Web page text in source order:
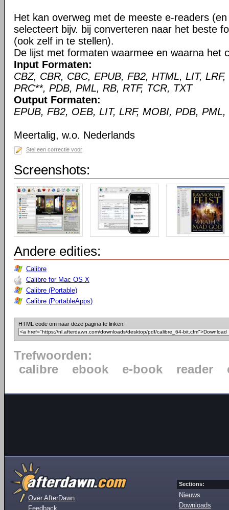
Het kan overweg met de meeste e-readers
selecteert bijv. bij converteren naar het beste
(ook zelf in te stellen).
De lijst met formaten waarmee en waarna het
Input Formaten:
CBZ, CBR, CBC, EPUB, FB2, HTML, LIT,
PRC**, PDB, PML, RB, RTF, TCR, TXT
Output Formaten:
EPUB, FB2, OEB, LIT, LRF, MOBI, PDB,
Meertalig, w.o. Nederlands
Stel een correctie voor
Screenshots:
Andere edities:
Calibre
Calibre for Mac OS X
Calibre (Portable)
Calibre (PortableApps)
HTML code om naar deze pagina te linken:
Trefwoorden:
calibre
ebook e-book reader
Over AfterDawn
Feedback
Sections:
Nieuws
Downloads